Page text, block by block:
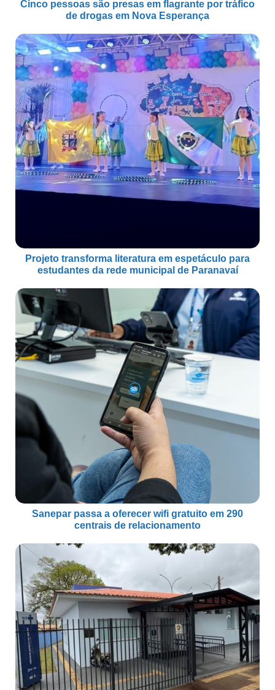
Cinco pessoas são presas em flagrante por tráfico
de drogas em Nova Esperança
Projeto transforma literatura em espetáculo para
estudantes da rede municipal de Paranavaí
Sanepar passa a oferecer wifi gratuito em 290
centrais de relacionamento